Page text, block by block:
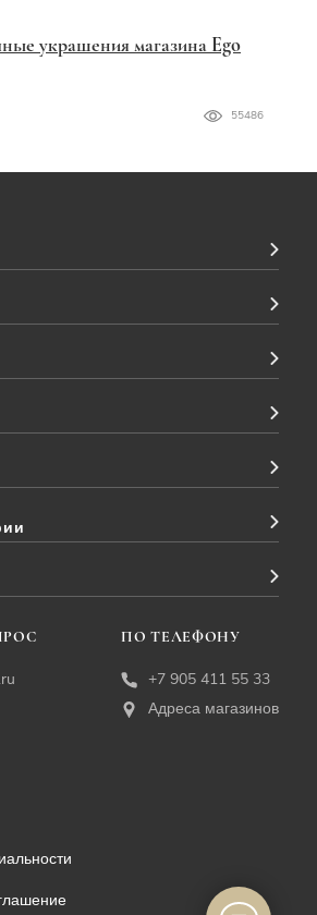
украшения магазина Ego
55486
ПО ТЕЛЕФОНУ
+7 905 411 55 33
Адреса магазинов